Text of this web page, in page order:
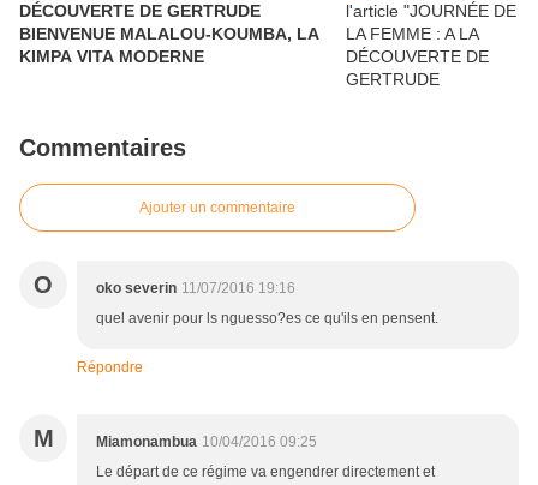
DÉCOUVERTE DE GERTRUDE
BIENVENUE MALALOU-KOUMBA, LA
KIMPA VITA MODERNE
Commentaires
Ajouter un commentaire
O oko severin 11/07/2016 19:16
quel avenir pour ls nguesso?es ce qu'ils en pensent.
Répondre
M Miamonambua 10/04/2016 09:25
Le départ de ce régime va engendrer directement et